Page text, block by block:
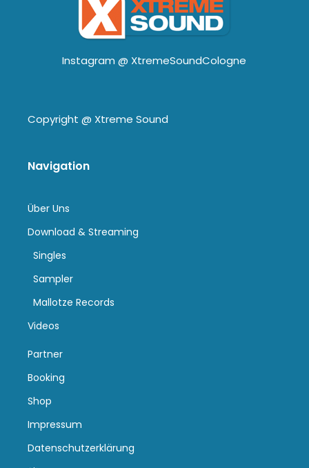
Instagram @ XtremeSoundCologne
Copyright @ Xtreme Sound
Navigation
Über Uns
Download & Streaming
Singles
Sampler
Mallotze Records
Videos
Partner
Booking
Shop
Impressum
Datenschutzerklärung